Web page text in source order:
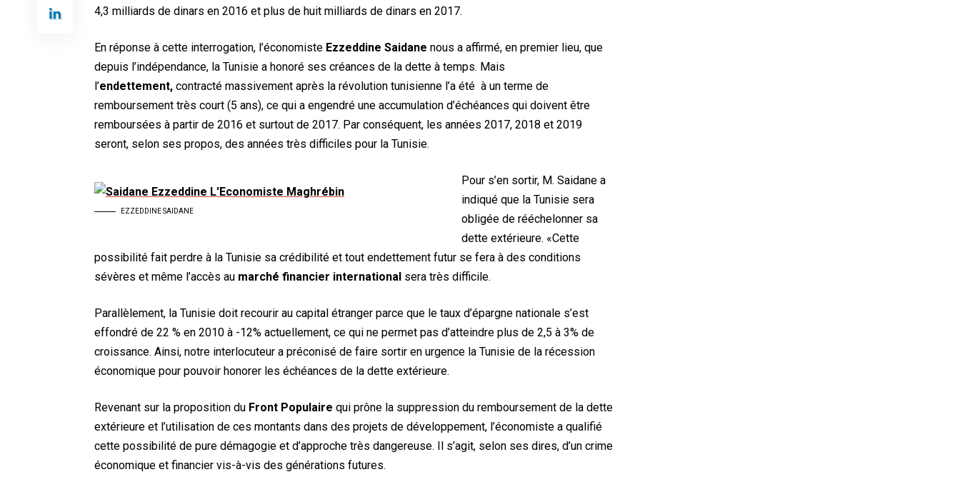
4,3 milliards de dinars en 2016 et plus de huit milliards de dinars en 2017.
En réponse à cette interrogation, l’économiste Ezzeddine Saidane nous a affirmé, en premier lieu, que
depuis l’indépendance, la Tunisie a honoré ses créances de la dette à temps. Mais
l’endettement, contracté massivement après la révolution tunisienne l’a été à un terme de
remboursement très court (5 ans), ce qui a engendré une accumulation d’échéances qui doivent être
remboursées à partir de 2016 et surtout de 2017. Par conséquent, les années 2017, 2018 et 2019
seront, selon ses propos, des années très difficiles pour la Tunisie.
EZZEDDINE SAIDANE
Pour s’en sortir, M. Saidane a
indiqué que la Tunisie sera
obligée de rééchelonner sa
dette extérieure. «Cette
possibilité fait perdre à la Tunisie sa crédibilité et tout endettement futur se fera à des conditions
sévères et même l’accès au marché financier international sera très difficile.
Parallèlement, la Tunisie doit recourir au capital étranger parce que le taux d’épargne nationale s’est
effondré de 22 % en 2010 à -12% actuellement, ce qui ne permet pas d’atteindre plus de 2,5 à 3% de
croissance. Ainsi, notre interlocuteur a préconisé de faire sortir en urgence la Tunisie de la récession
économique pour pouvoir honorer les échéances de la dette extérieure.
Revenant sur la proposition du Front Populaire qui prône la suppression du remboursement de la dette
extérieure et l’utilisation de ces montants dans des projets de développement, l’économiste a qualifié
cette possibilité de pure démagogie et d’approche très dangereuse. Il s’agit, selon ses dires, d’un crime
économique et financier vis-à-vis des générations futures.